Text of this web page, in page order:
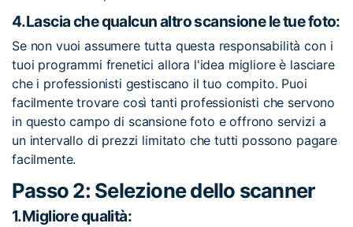
4.Lascia che qualcun altro scansione le tue foto:
Se non vuoi assumere tutta questa responsabilità con i
tuoi programmi frenetici allora l'idea migliore è lasciare
che i professionisti gestiscano il tuo compito. Puoi
facilmente trovare così tanti professionisti che servono
in questo campo di scansione foto e offrono servizi a
un intervallo di prezzi limitato che tutti possono pagare
facilmente.
Passo 2: Selezione dello scanner
1.Migliore qualità: